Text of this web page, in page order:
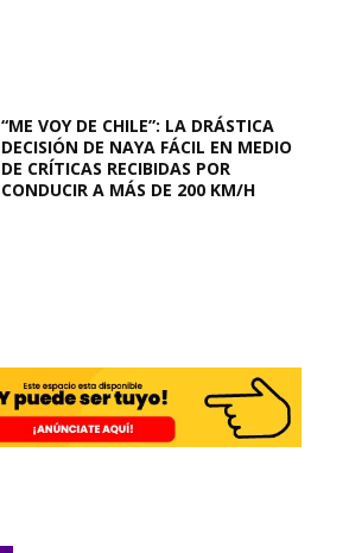
“ME VOY DE CHILE”: LA DRÁSTICA
DECISIÓN DE NAYA FÁCIL EN MEDIO
DE CRÍTICAS RECIBIDAS POR
CONDUCIR A MÁS DE 200 KM/H